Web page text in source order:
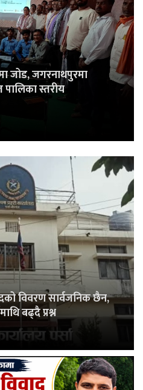
जोड, जगरनाथपुरमा
पालिका स्तरीय
विवरण सार्वजनिक छैन,
बढ्दै प्रश्न